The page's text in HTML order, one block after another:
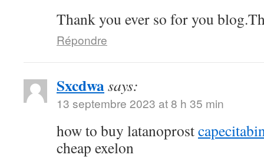
Thank you ever so for you
Répondre
Sxcdwasays:
13 septembre 2023 at 8 h 35 min
how to buy latanoprost
cheap exelon